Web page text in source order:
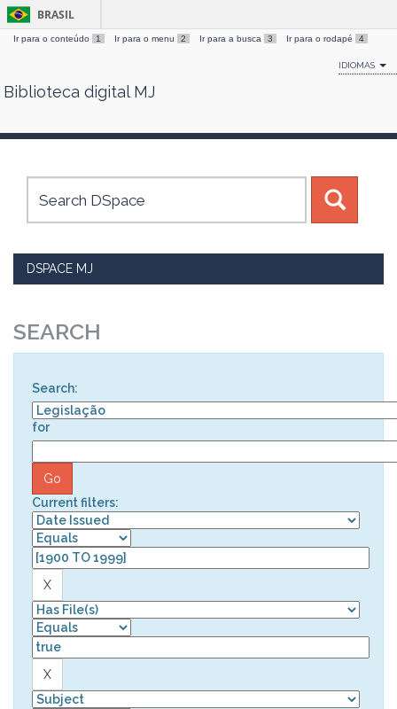
Skip
BRASIL
Ir para o conteúdo 1 Ir para o menu 2 Ir para a busca 3 Ir para o rodapé 4
IDIOMAS
Biblioteca digital MJ
DSPACE MJ
SEARCH
Search:
for
Current filters: